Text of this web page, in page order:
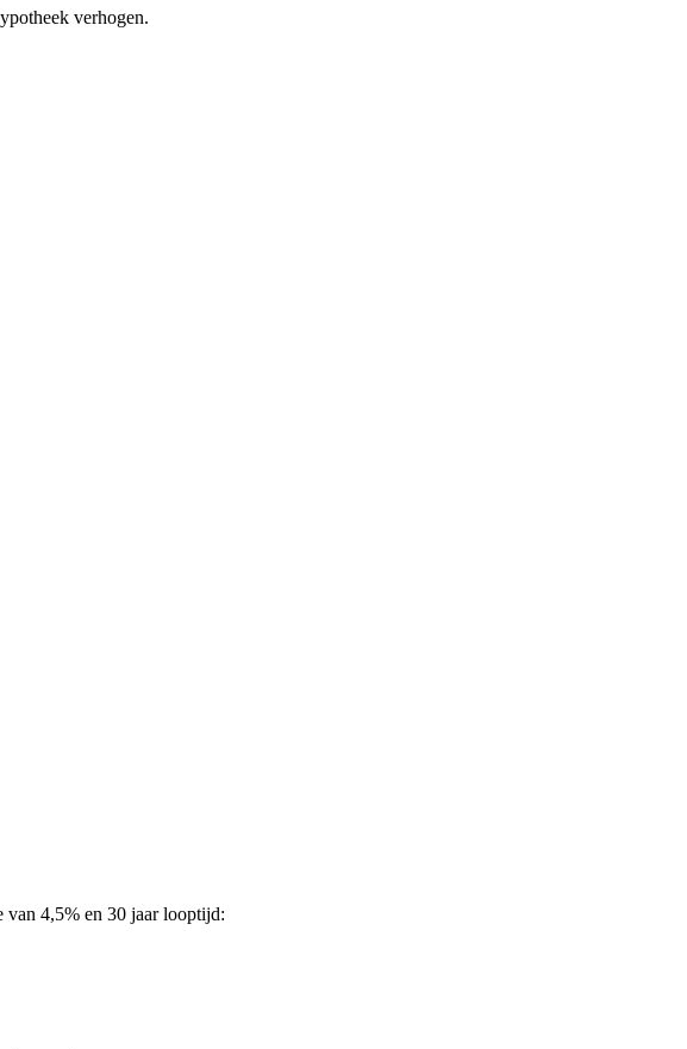
verhogen.
van 4,5% en 30 jaar looptijd: